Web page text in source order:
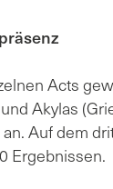
Acts
Akylas
Auf dem
Ergebnissen.